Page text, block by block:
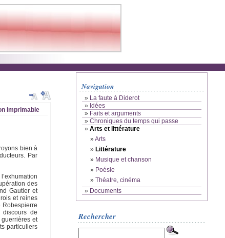
imprimable
bien à
Par
des
Gautier et
et reines
Robespierre
discours de
et
particuliers
Navigation
» La faute à Diderot
» Idées
» Faits et arguments
» Chroniques du temps qui passe
» Arts et littérature
»Arts
» Littérature
» Musique et chanson
» Poésie
» Théatre, cinéma
» Documents
Rechercher